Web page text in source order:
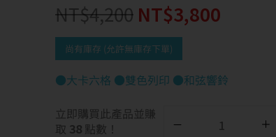
NT$4,200 NT$3,800
尚有庫存 (允許無庫存下單)
●大卡六格 ●雙色列印 ●和弦響鈴
立即購買此產品並賺
取 38點數！